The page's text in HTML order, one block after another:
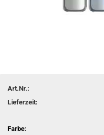
Art.Nr.:
Lieferzeit:
Farbe: